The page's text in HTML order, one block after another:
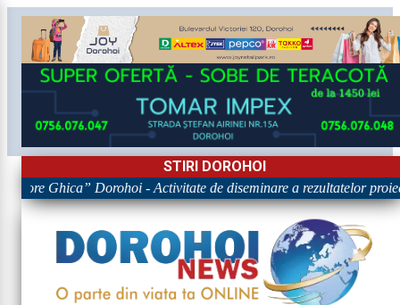
STIRI DOROHOI
Ghica” Dorohoi - Activitate de diseminare a rezultatelor